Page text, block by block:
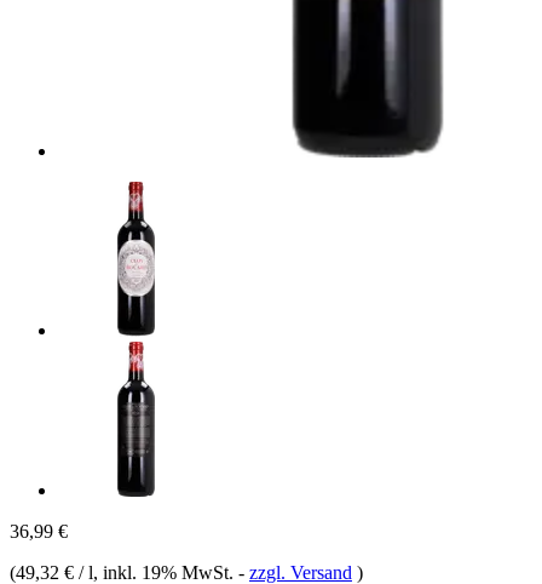
36,99 €
(49,32 € / l, inkl. 19% MwSt. - zzgl. Versand )